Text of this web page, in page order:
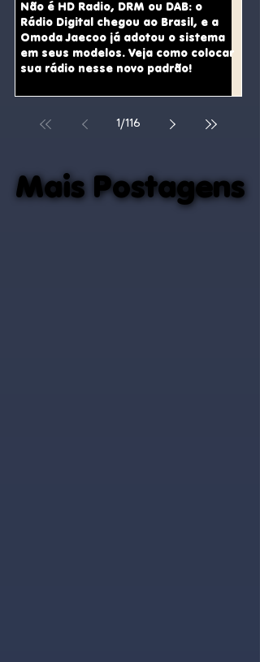
Não é HD Radio, DRM ou DAB: o
Rádio Digital chegou ao Brasil, e a
Omoda Jaecoo já adotou o sistema
em seus modelos. Veja como colocar
sua rádio nesse novo padrão!
1 /116
station into this new
standard!
Mais Postagens
Mais Postagens